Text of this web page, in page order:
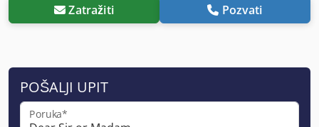
Zatražiti Pozvati
POŠALJI UPIT
Poruka*